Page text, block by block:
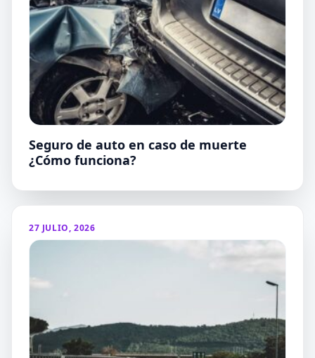
Seguro de auto en caso de muerte
¿Cómo funciona?
27 JULIO, 2026